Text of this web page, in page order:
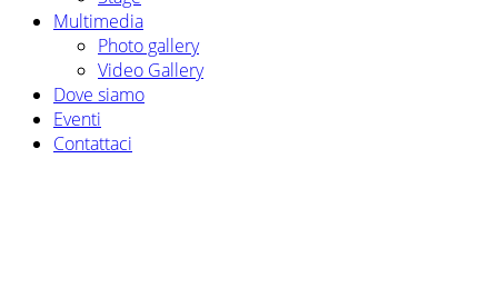
Multimedia
Photo gallery
Video Gallery
Dove siamo
Eventi
Contattaci